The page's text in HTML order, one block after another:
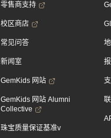
零售商支持
校区商店
常见问答
新闻室
GemKids 网站
GemKids 网站 Alumni
Collective
珠宝质量保证基准v